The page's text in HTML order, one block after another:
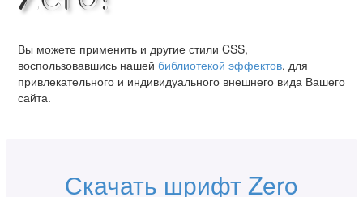
Вы можете применить и другие стили CSS,
воспользовавшись нашей библиотекой эффектов, для
привлекательного и индивидуального внешнего вида Вашего
сайта.
Скачать шрифт Zero